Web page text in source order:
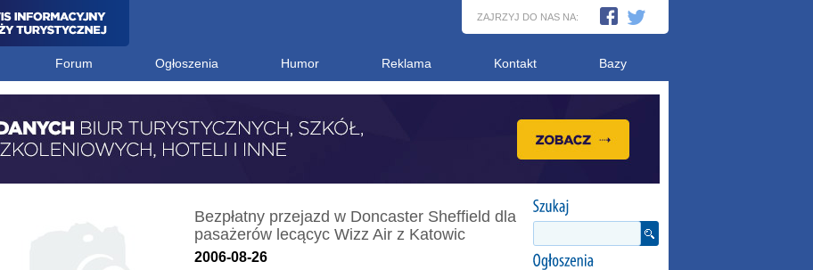
ZAJRZYJ DO NAS NA:
Forum Ogłoszenia Humor Reklama Kontakt Bazy
Bezpłatny przejazd w Doncaster Sheffield dla
pasażerów lecącyc Wizz Air z Katowic
2006-08-26